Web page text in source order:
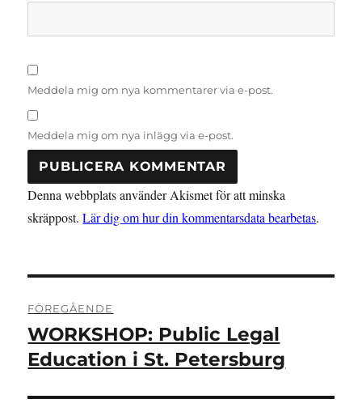
Meddela mig om nya kommentarer via e-post.
Meddela mig om nya inlägg via e-post.
Denna webbplats använder Akismet för att minska
skräppost.Lär dig om hur din kommentarsdata bearbetas.
FÖREGÅENDE
Föregående
inlägg:
WORKSHOP: Public Legal
Education i St. Petersburg